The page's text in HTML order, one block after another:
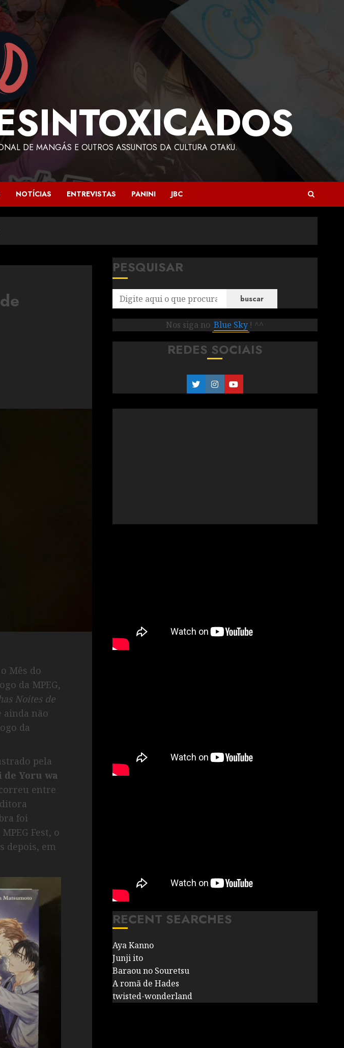
DE MANGÁS E OUTROS ASSUNTOS DA CULTURA OTAKU.
NOTÍCIAS ENTREVISTAS PANINI JBC
Mês do
da MPEG,
Noites de
ainda não
da
pela
Yoru wa
entre
foi
Fest, o
depois, em
PESQUISAR
buscar
Nos siga no Blue Sky ! ^^
REDES SOCIAIS
RECENT SEARCHES
Aya Kanno
Junji ito
Baraou no Souretsu
A romã de Hades
twisted-wonderland